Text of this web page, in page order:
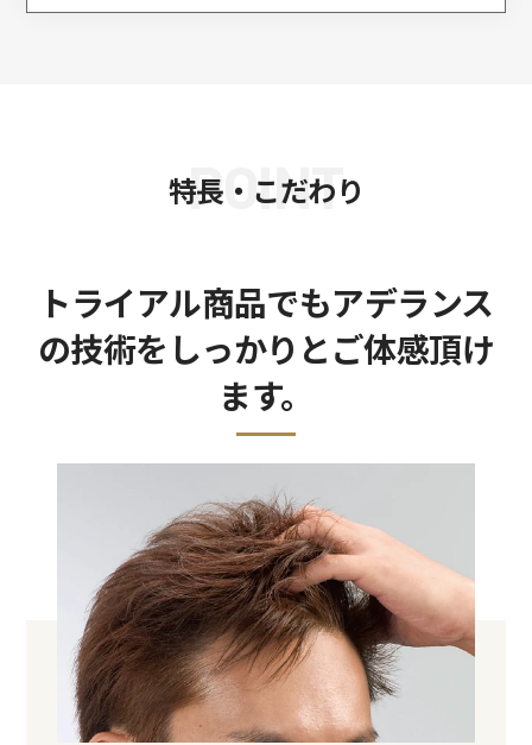
POINT
特長・こだわり
トライアル商品でもアデランス
の技術をしっかりとご体感頂け
ます。